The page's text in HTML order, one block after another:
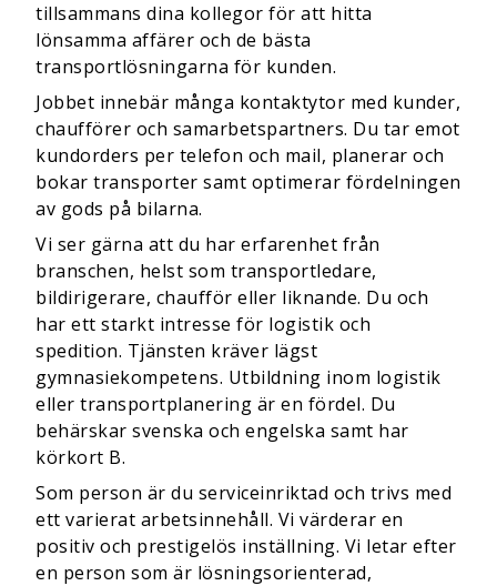
tillsammans dina kollegor för att hitta
lönsamma affärer och de bästa
transportlösningarna för kunden.
Jobbet innebär många kontaktytor med kunder,
chaufförer och samarbetspartners. Du tar emot
kundorders per telefon och mail, planerar och
bokar transporter samt optimerar fördelningen
av gods på bilarna.
Vi ser gärna att du har erfarenhet från
branschen, helst som transportledare,
bildirigerare, chaufför eller liknande. Du och
har ett starkt intresse för logistik och
spedition. Tjänsten kräver lägst
gymnasiekompetens. Utbildning inom logistik
eller transportplanering är en fördel. Du
behärskar svenska och engelska samt har
körkort B.
Som person är du serviceinriktad och trivs med
ett varierat arbetsinnehåll. Vi värderar en
positiv och prestigelös inställning. Vi letar efter
en person som är lösningsorienterad,